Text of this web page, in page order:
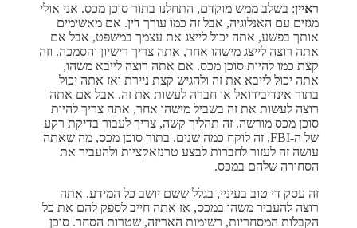
ראיין: בשלב ממש מוקדם, התחלנו בתור סוכן מכס. אני אולי
מגזים עם האנלוגיה, אבל זה כמו עורך דין. אם מאשימים
אותך בפשע, אתה יכול לייצג את עצמך במשפט, אבל אם
אתה רוצה לייצג מישהו אחר, אתה צריך רישיון והסמכה. וזה
קצת כמו להיות סוכן מכס. אם אתה רוצה לייבא משהו,
אתה יכול לייבא את זה ולהגיש קצת ניירת ואז אתה יכול
בתור אינדיבידואל או חברה לעשות את זה. אבל אם אתה
רוצה לעשות את זה בשביל מישהו אחר, אתה צריך להיות
סוכן מכס מורשה. זה תהליך קשה, צריך לעבור בדיקת רקע
של ה-FBI, זה לוקח כמה שנים. בתור סוכן מכס, מה שאתה
עושה זה לעזור לחברות לבצע טרנזאקציות ולהעביר את
הסחורה שלהם במכס.
זה עסק די טוב בעיניי, בגלל ששם יושב כל המידע. אתה
רוצה להעביר משהו במכס, אז אתה חייב לספק להם את כל
הקבלות המסחריות, רשימות האריזה, שטרות הסחר. סוכן